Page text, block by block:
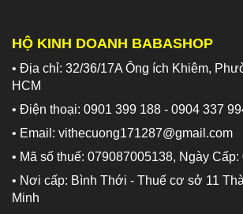
HỘ KINH DOANH BABASHOP
• Địa chỉ: 32/36/17A Ông ích Khiêm,
HCM
• Điện thoại: 0901 399 188 - 0904 337
• Email: vithecuong171287@gmail.com
• Mã số thuế: 079087005138, Ngày
• Nơi cấp: Bình Thới - Thuế cơ sở 11
Minh